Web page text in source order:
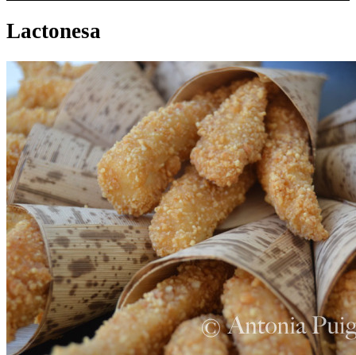
Lactonesa